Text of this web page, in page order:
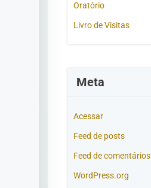
Oratório
Livro de Visitas
Meta
Acessar
Feed de posts
Feed de comentários
WordPress.org